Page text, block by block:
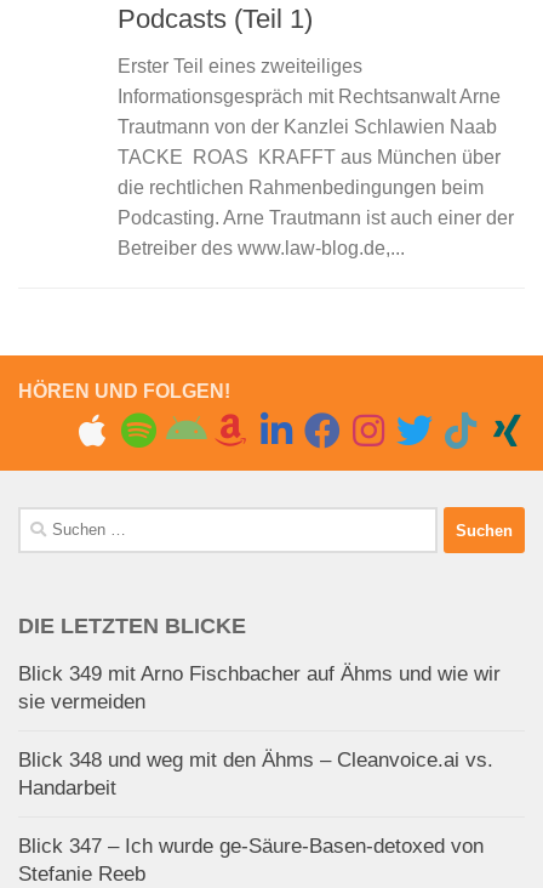
Podcasts (Teil 1)
Erster Teil eines zweiteiliges
Informationsgespräch mit Rechtsanwalt Arne
Trautmann von der Kanzlei Schlawien Naab
TACKE ROAS KRAFFT aus München über
die rechtlichen Rahmenbedingungen beim
Podcasting. Arne Trautmann ist auch einer der
Betreiber des www.law-blog.de,...
HÖREN UND FOLGEN!
Suchen
nach:
DIE LETZTEN BLICKE
Blick 349 mit Arno Fischbacher auf Ähms und wie wir
sie vermeiden
Blick 348 und weg mit den Ähms – Cleanvoice.ai vs.
Handarbeit
Blick 347 – Ich wurde ge-Säure-Basen-detoxed von
Stefanie Reeb